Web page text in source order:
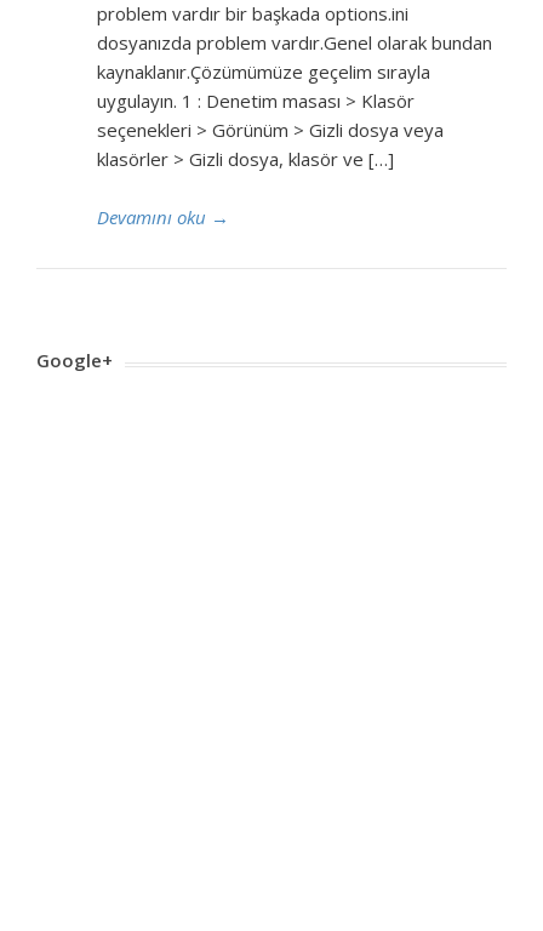
problem vardır bir başkada options.ini
dosyanızda problem vardır.Genel olarak bundan
kaynaklanır.Çözümümüze geçelim sırayla
uygulayın. 1 : Denetim masası > Klasör
seçenekleri > Görünüm > Gizli dosya veya
klasörler > Gizli dosya, klasör ve […]
Devamını oku →
Google+